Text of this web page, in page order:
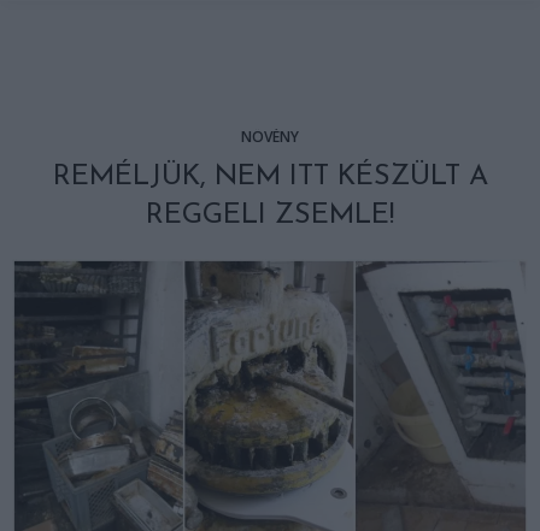
NÖVÉNY
REMÉLJÜK, NEM ITT KÉSZÜLT A
REGGELI ZSEMLE!